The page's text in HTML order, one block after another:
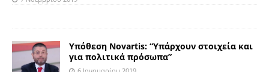
Υπόθεση Novartis: “Υπάρχουν στοιχεία και
για πολιτικά πρόσωπα”